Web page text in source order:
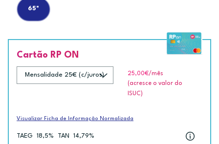
65"
Cartão RP ON
25,00€/mês
(acresce o valor do
ISUC)
Visualizar Ficha de Informação Normalizada
TAEG 18,5% TAN 14,79%